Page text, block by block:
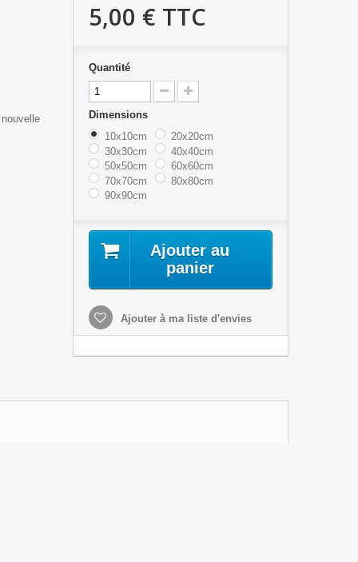
5,00 € TTC
Quantité
Dimensions
10x10cm
20x20cm
30x30cm
40x40cm
50x50cm
60x60cm
70x70cm
80x80cm
90x90cm
Ajouter au
panier
Ajouter à ma liste d'envies